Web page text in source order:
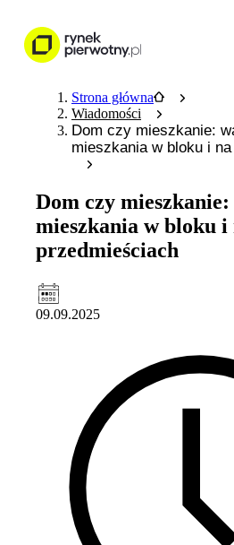
Strona główna
Wiadomości
Dom czy mieszkanie:
mieszkania w bloku i
Dom czy
mieszkania w bloku i
przedmieściach
09.09.2025